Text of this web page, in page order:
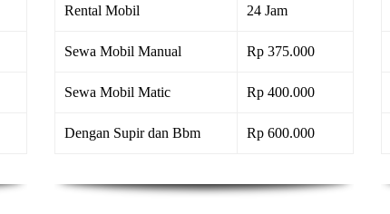
Rental Mobil 24 Jam
Sewa Mobil Manual Rp 375.000
Sewa Mobil Matic Rp 400.000
Dengan Supir dan Bbm Rp 600.000